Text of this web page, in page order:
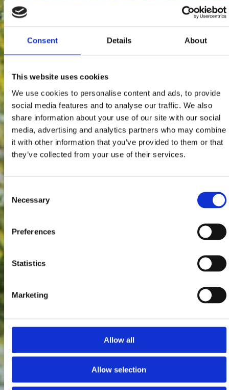
Consent Details About
This website uses cookies
We use cookies to personalise content and ads, to provide
social media features and to analyse our traffic. We also
share information about your use of our site with our social
media, advertising and analytics partners who may combine
it with other information that you’ve provided to them or that
they’ve collected from your use of their services.
Consent
Selection
Necessary
Preferences
Statistics
Marketing
Allow all
Allow selection